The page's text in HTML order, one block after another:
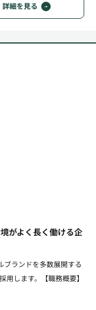
詳細を見る
がよく長く働ける企
ブランドを多数展開する
用します。【職務概要】